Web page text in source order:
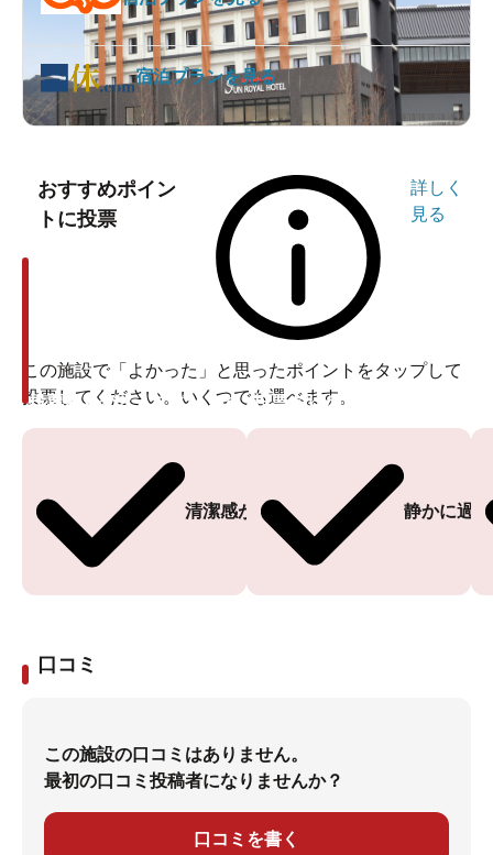
宿泊プランを見る
おすすめポイン
トに投票
詳しく
見る
この施設で「よかった」と思ったポイントをタップして
投票してください。いくつでも選べます。
清潔感がある
投票ありがとうございます
静かに過
投票ありがとうございます
口コミ
この施設の口コミはありません。
最初の口コミ投稿者になりませんか？
口コミを書く